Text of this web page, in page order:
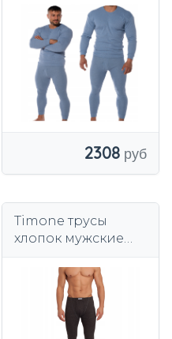
БЛУЗКА,
ДЛИННЫЙ РУКАВ,
БРЮКИ,
ХЛОПКОВЫЙ
КОМПЛЕКТ
2308
Timone трусы
хлопок мужские
TI-SS-114